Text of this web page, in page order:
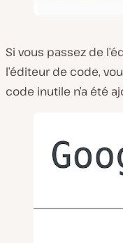
Si vous passez de
l’éditeur de code,
code inutile n’a été